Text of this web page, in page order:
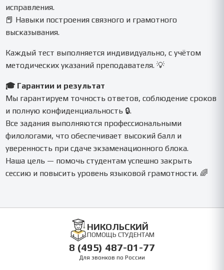
исправления.
📕 Навыки построения связного и грамотного
высказывания.
Каждый тест выполняется индивидуально, с учётом
методических указаний преподавателя. 💡
🎓 Гарантии и результат
Мы гарантируем точность ответов, соблюдение сроков
и полную конфиденциальность 🔒.
Все задания выполняются профессиональными
филологами, что обеспечивает высокий балл и
уверенность при сдаче экзаменационного блока.
Наша цель — помочь студентам успешно закрыть
сессию и повысить уровень языковой грамотности. 🌈
НИКОЛЬСКИЙ
ПОМОЩЬ СТУДЕНТАМ
8 (495) 487-01-77
Для звонков по России